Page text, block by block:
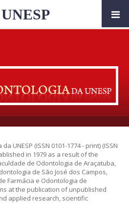
UNESP (ISSN 0101-1774 - print) (ISSN
in 1979 as a result of the
de Odontologia de Araçatuba,
de São José dos Campos,
Farmácia e Odontologia de
at the publication of unpublished
applied research, scientific